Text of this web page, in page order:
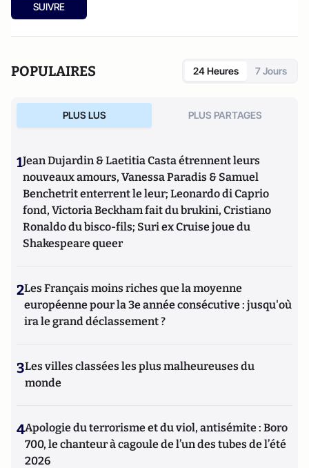
SUIVRE
POPULAIRES 24 Heures 7 Jours
PLUS LUS PLUS PARTAGES
1Jean Dujardin & Laetitia Casta étrennent leurs
nouveaux amours, Vanessa Paradis & Samuel
Benchetrit enterrent le leur; Leonardo di Caprio
fond, Victoria Beckham fait du brukini, Cristiano
Ronaldo du bisco-fils; Suri ex Cruise joue du
Shakespeare queer
2Les Français moins riches que la moyenne
européenne pour la 3e année consécutive : jusqu'où
ira le grand déclassement ?
3Les villes classées les plus malheureuses du
monde
4Apologie du terrorisme et du viol, antisémite : Boro
700, le chanteur à cagoule de l’un des tubes de l’été
2026